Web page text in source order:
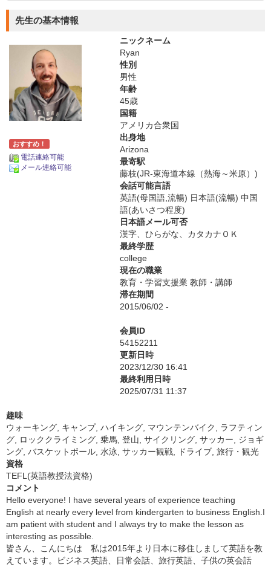
先生の基本情報
おすすめ！
電話連絡可能
メール連絡可能
ニックネーム
Ryan
性別
男性
年齢
45歳
国籍
アメリカ合衆国
出身地
Arizona
最寄駅
藤枝(JR-東海道本線（熱海～米原）)
会話可能言語
英語(母国語,流暢) 日本語(流暢) 中国
語(あいさつ程度)
日本語メール可否
漢字、ひらがな、カタカナＯＫ
最終学歴
college
現在の職業
教育・学習支援業 教師・講師
滞在期間
2015/06/02 -
会員ID
54152211
更新日時
2023/12/30 16:41
最終利用日時
2025/07/31 11:37
趣味
ウォーキング, キャンプ, ハイキング, マウンテンバイク, ラフティン
グ, ロッククライミング, 乗馬, 登山, サイクリング, サッカー, ジョギ
ング, バスケットボール, 水泳, サッカー観戦, ドライブ, 旅行・観光
資格
TEFL(英語教授法資格)
コメント
Hello everyone! I have several years of experience teaching
English at nearly every level from kindergarten to business English.I
am patient with student and I always try to make the lesson as
interesting as possible.
皆さん、こんにちは 私は2015年より日本に移住しまして英語を教
えています。ビジネス英語、日常会話、旅行英語、子供の英会話